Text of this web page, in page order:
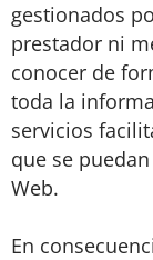
gestionados
prestador ni
conocer de
toda la
servicios
que se
Web.
En